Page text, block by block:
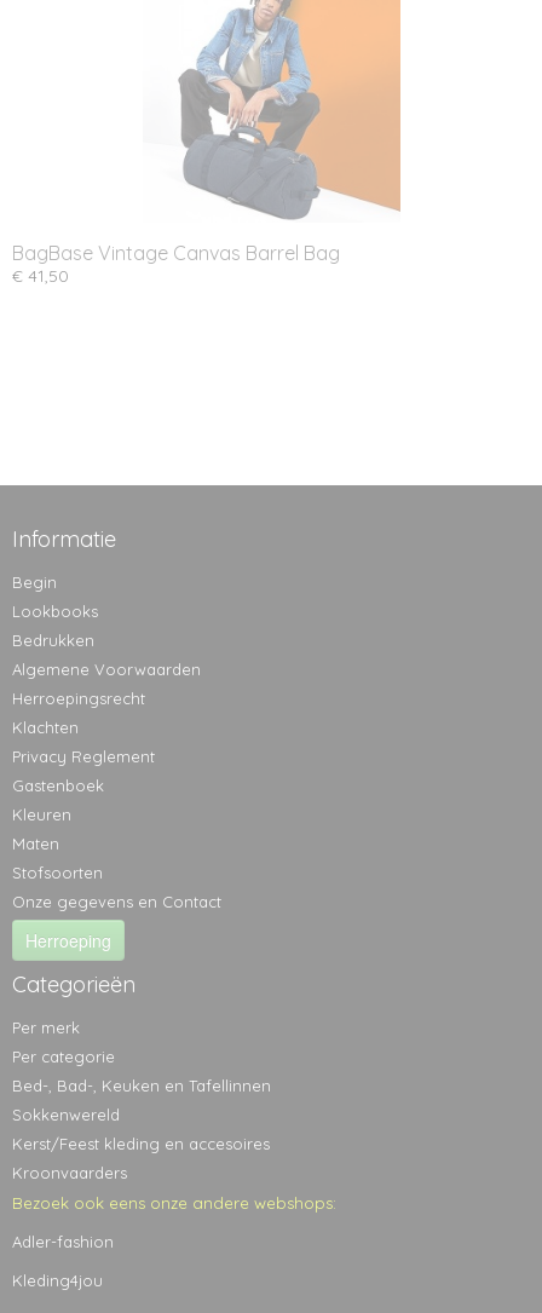
BagBase Vintage Canvas Barrel Bag
€ 41,50
Informatie
Begin
Lookbooks
Bedrukken
Algemene Voorwaarden
Herroepingsrecht
Klachten
Privacy Reglement
Gastenboek
Kleuren
Maten
Stofsoorten
Onze gegevens en Contact
Herroeping
Categorieën
Per merk
Per categorie
Bed-, Bad-, Keuken en Tafellinnen
Sokkenwereld
Kerst/Feest kleding en accesoires
Kroonvaarders
Bezoek ook eens onze andere webshops:
Adler-fashion
Kleding4jou